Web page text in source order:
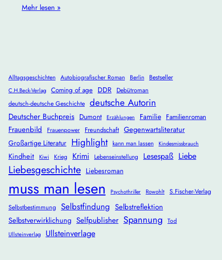
Mehr lesen »
Alltagsgeschichten Autobiografischer Roman Berlin Bestseller
C.H.Beck-Verlag Coming of age DDR
Debütroman
deutsch-deutsche Geschichte deutsche Autorin
Deutscher Buchpreis Dumont Erzählungen Familie Familienroman
Frauenbild Frauenpower Freundschaft Gegenwartsliteratur
Großartige Literatur Highlight kann man lassen Kindesmissbrauch
Kindheit Kiwi Krieg Krimi Lebenseinstellung Lesespaß Liebe
Liebesgeschichte Liebesroman
muss man lesen Psychothriller Rowohlt
S.Fischer-Verlag
Selbstbestimmung Selbstfindung Selbstreflektion
Selbstverwirklichung Selfpublisher Spannung Tod
Ullsteinverlag Ullsteinverlage